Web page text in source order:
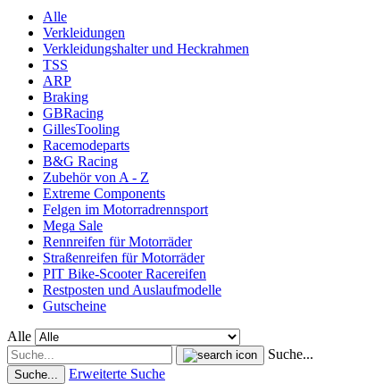
Alle
Verkleidungen
Verkleidungshalter und Heckrahmen
TSS
ARP
Braking
GBRacing
GillesTooling
Racemodeparts
B&G Racing
Zubehör von A - Z
Extreme Components
Felgen im Motorradrennsport
Mega Sale
Rennreifen für Motorräder
Straßenreifen für Motorräder
PIT Bike-Scooter Racereifen
Restposten und Auslaufmodelle
Gutscheine
Alle
Suche...
Suche... Erweiterte Suche